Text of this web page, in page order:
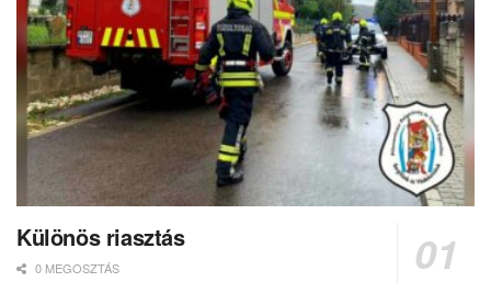
Különös riasztás
0 MEGOSZTÁS